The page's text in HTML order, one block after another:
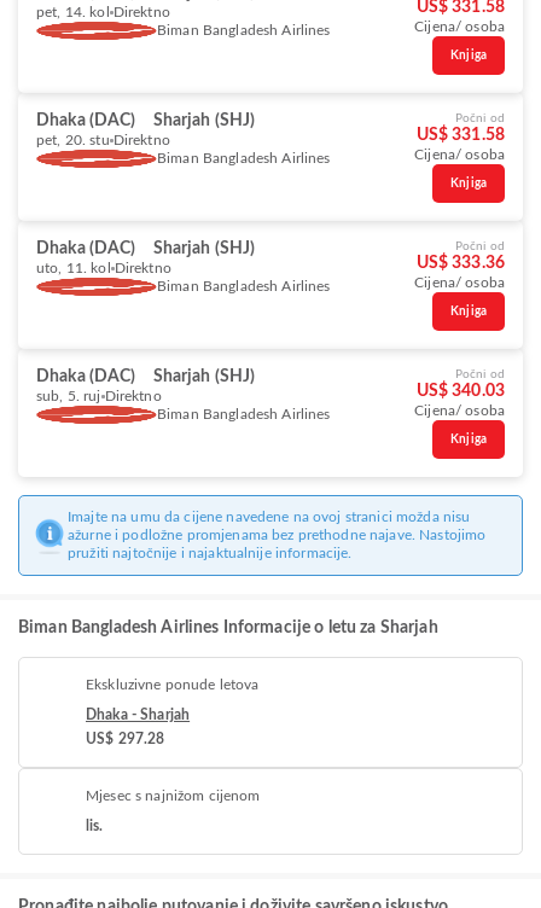
pet, 14. kol Direktno
Biman Bangladesh Airlines
US$ 331.58
Cijena/ osoba
Knjiga
Dhaka (DAC) Sharjah (SHJ)
pet, 20. stu Direktno
Biman Bangladesh Airlines
Počni od
US$ 331.58
Cijena/ osoba
Knjiga
Dhaka (DAC) Sharjah (SHJ)
uto, 11. kol Direktno
Biman Bangladesh Airlines
Počni od
US$ 333.36
Cijena/ osoba
Knjiga
Dhaka (DAC) Sharjah (SHJ)
sub, 5. ruj Direktno
Biman Bangladesh Airlines
Počni od
US$ 340.03
Cijena/ osoba
Knjiga
Imajte na umu da cijene navedene na ovoj stranici možda nisu
ažurne i podložne promjenama bez prethodne najave. Nastojimo
pružiti najtočnije i najaktualnije informacije.
Biman Bangladesh Airlines Informacije o letu za Sharjah
Ekskluzivne ponude letova
Dhaka - Sharjah
US$ 297.28
Mjesec s najnižom cijenom
lis.